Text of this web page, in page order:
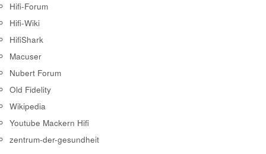
Hifi-Forum
Hifi-Wiki
HifiShark
Macuser
Nubert Forum
Old Fidelity
Wikipedia
Youtube Mackern Hifi
zentrum-der-gesundheit